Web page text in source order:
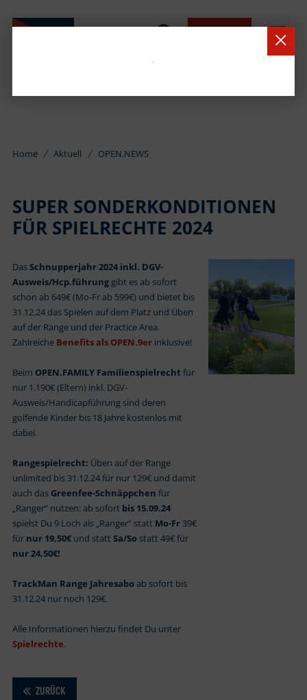
Home Aktuell OPEN.NEWS
SUPER SONDERKONDITIONEN
FÜR SPIELRECHTE 2024
DasSchnupperjahr 2024 inkl. DGV-
Ausweis/Hcp.führung gibt es ab sofort
schon ab 649€ (Mo-Fr ab 599€) und bietet bis
31.12.24 das Spielen auf dem Platz und Üben
auf der Range und der Practice Area.
Zahlreiche Benefits als OPEN.9erinklusive!
Beim OPEN.FAMILY Familienspielrecht für
nur 1.190€ (Eltern) inkl. DGV-
Ausweis/Handicapführung sind deren
golfende Kinder bis 18 Jahre kostenlos mit
dabei.
Rangespielrecht: Üben auf der Range
unlimited bis 31.12.24 für nur 129€ und damit
auch das Greenfee-Schnäppchen für
„Ranger“ nutzen: ab sofort bis 15.09.24
spielst Du 9 Loch als „Ranger“ statt Mo-Fr39€
für nur 19,50€und statt Sa/Sostatt 49€ für
nur 24,50€!
TrackMan Range Jahresaboab sofort bis
31.12.24 nur noch 129€.
Alle Informationen hierzu findet Du unter
Spielrechte.
ZURÜCK